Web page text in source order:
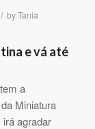
/ byTania
e vá até
a
Miniatura
agradar